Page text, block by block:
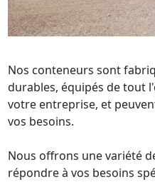
Nos conteneurs sont
durables, équipés de tout
votre entreprise, et
vos besoins.
Nous offrons une variété
répondre à vos besoins